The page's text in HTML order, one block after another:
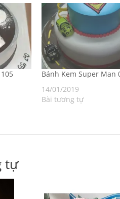
Bánh Kem Super Man
14/01/2019
Bài tương tự
tự